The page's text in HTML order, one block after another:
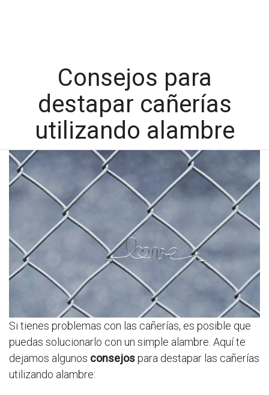
Consejos para
destapar cañerías
utilizando alambre
Si tienes problemas con las cañerías, es posible que
puedas solucionarlo con un simple alambre. Aquí te
dejamos algunos consejospara destapar las cañerías
utilizando alambre: